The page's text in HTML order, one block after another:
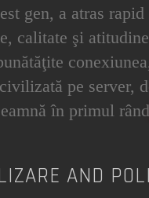
gen, a atras
calitate şi
pe
în primul
AND